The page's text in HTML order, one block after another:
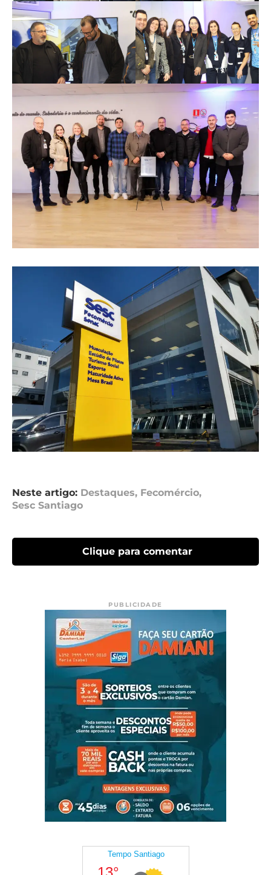
Neste artigo: Destaques, Fecomércio,
Sesc Santiago
Clique para comentar
PUBLICIDADE